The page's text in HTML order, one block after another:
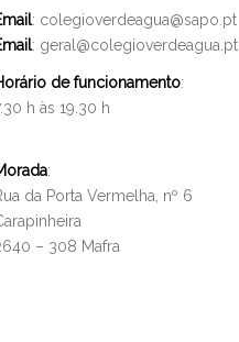
: colegioverdeagua@sapo.pt
: geral@colegioverdeagua.pt
de funcionamento:
h às 19.30 h
:
da Porta Vermelha, nº 6
– 308 Mafra